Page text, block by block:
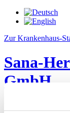
Zur Krankenhaus-
Sana-
GmbH